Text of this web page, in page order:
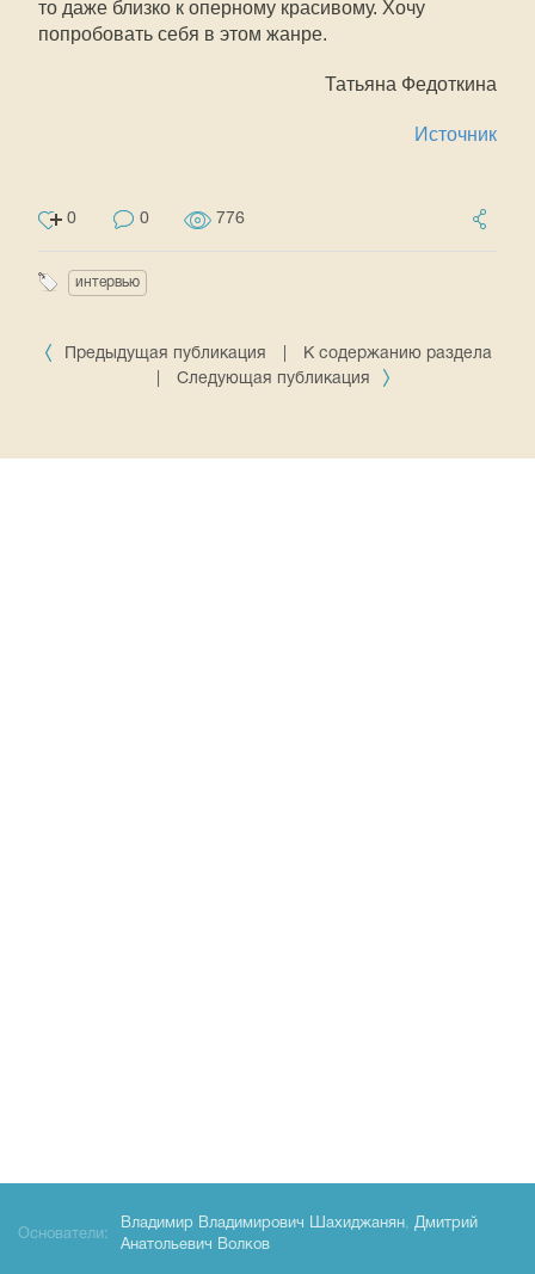
то даже близко к оперному красивому. Хочу
попробовать себя в этом жанре.
Татьяна Федоткина
Источник
0 0 776
интервью
Предыдущая публикация
К содержанию раздела
Следующая публикация
Основатели:
Владимир Владимирович Шахиджанян, Дмитрий
Анатольевич Волков